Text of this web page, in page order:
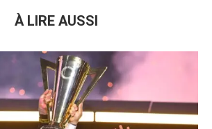
À LIRE AUSSI